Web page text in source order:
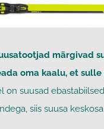
märgivad
oma kaalu, et
on suusad
siis suusa